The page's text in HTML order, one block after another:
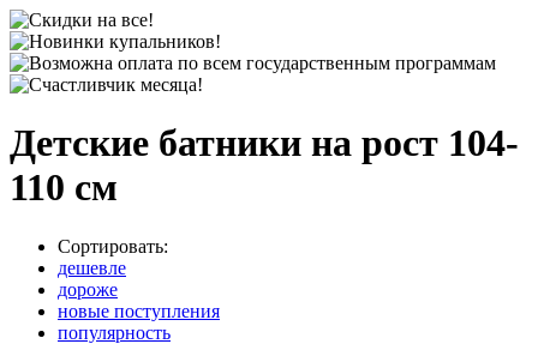
Детские батники на рост 104-
110 см
Сортировать:
дешевле
дороже
новые поступления
популярность